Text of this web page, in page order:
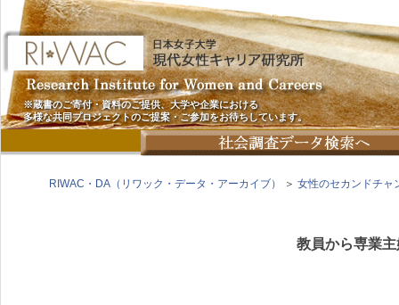
※蔵書のご寄付・資料のご提供、大学や企業における
多様な共同プロジェクトのご提案・ご参加をお待ちしています。
RIWAC・DA（リワック・データ・アーカイブ） ＞ 女性のセカンドチャ
教員から専業